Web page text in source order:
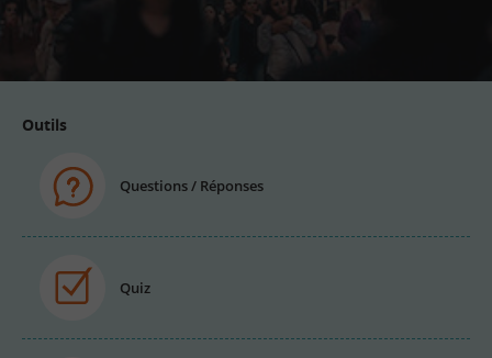
Outils
Questions / Réponses
Quiz